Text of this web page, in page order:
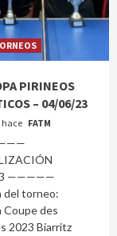
PIRINEOS
– 04/06/23
hace FATM
—————
del torneo:
Coupe des
2023 Biarritz